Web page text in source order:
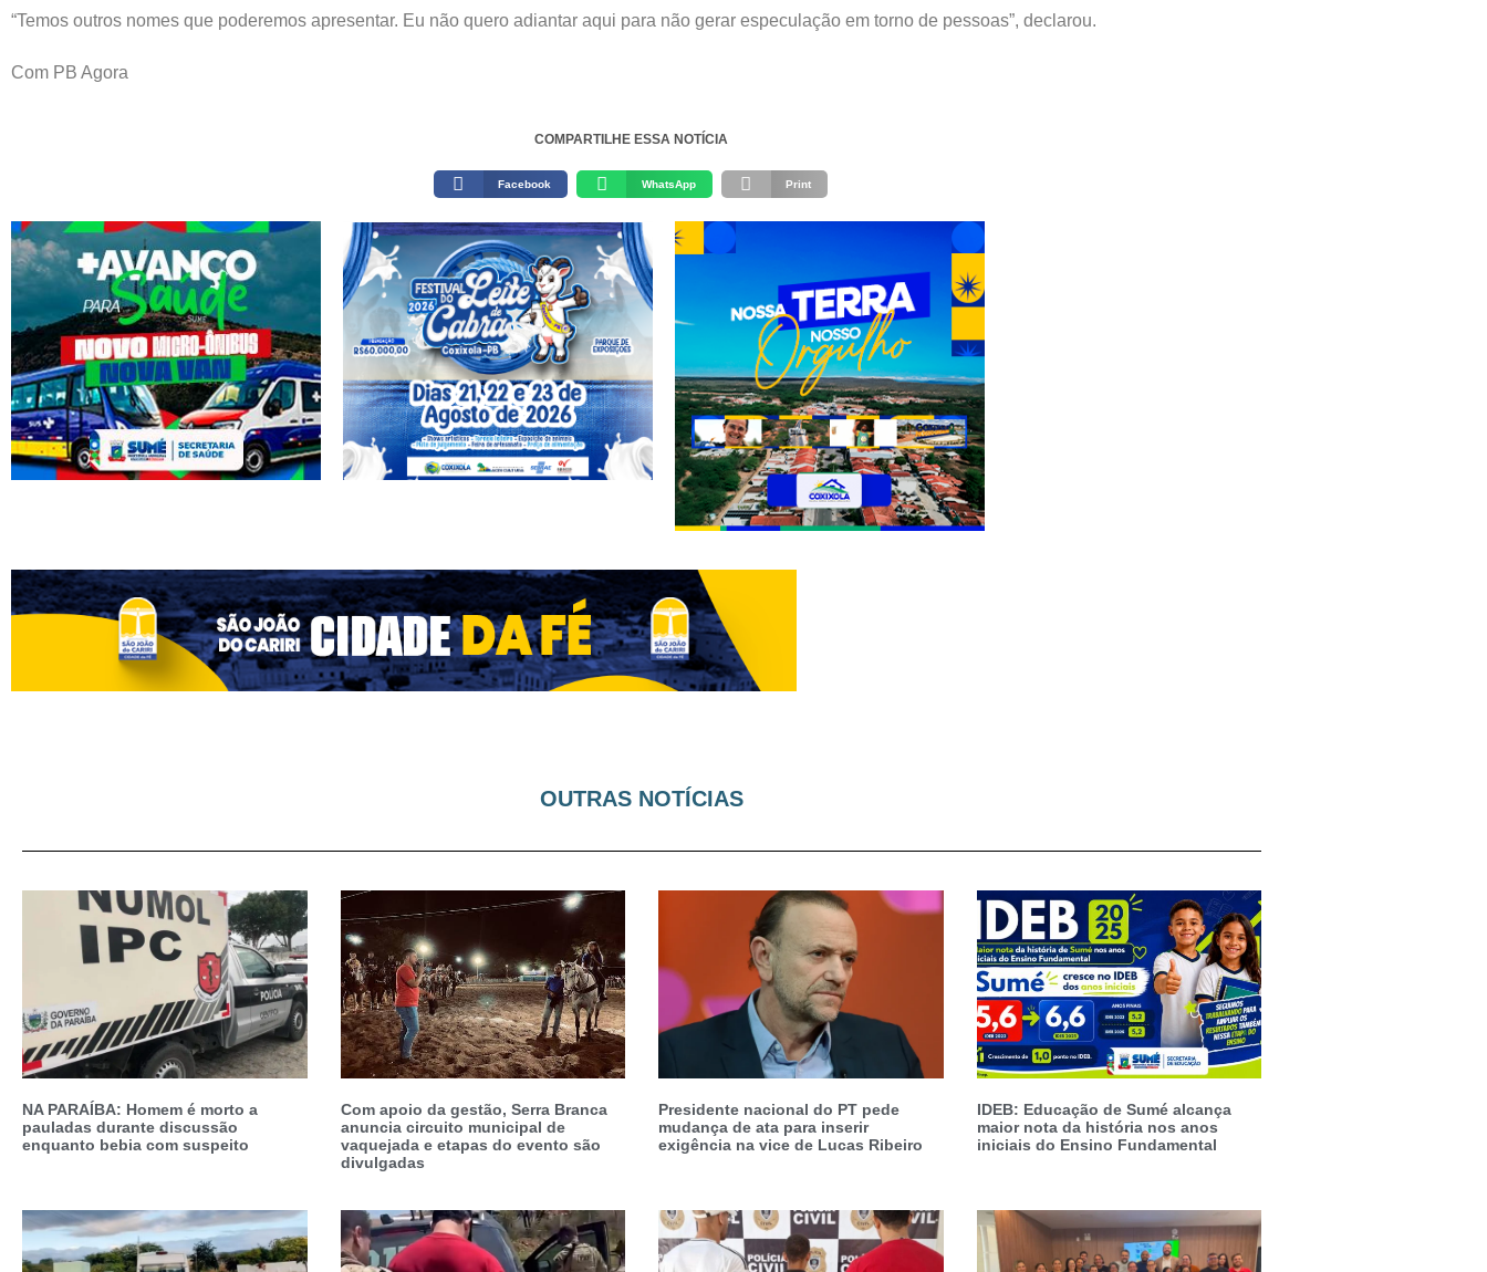
“Temos outros nomes que poderemos apresentar. Eu não quero adiantar aqui para não gerar especulação em torno de pessoas”, declarou.
Com PB Agora
COMPARTILHE ESSA NOTÍCIA
Facebook WhatsApp Print
OUTRAS NOTÍCIAS
NA PARAÍBA: Homem é morto a
pauladas durante discussão
enquanto bebia com suspeito
Com apoio da gestão, Serra Branca
anuncia circuito municipal de
vaquejada e etapas do evento são
divulgadas
Presidente nacional do PT pede
mudança de ata para inserir
exigência na vice de Lucas Ribeiro
IDEB: Educação de Sumé alcança
maior nota da história nos anos
iniciais do Ensino Fundamental